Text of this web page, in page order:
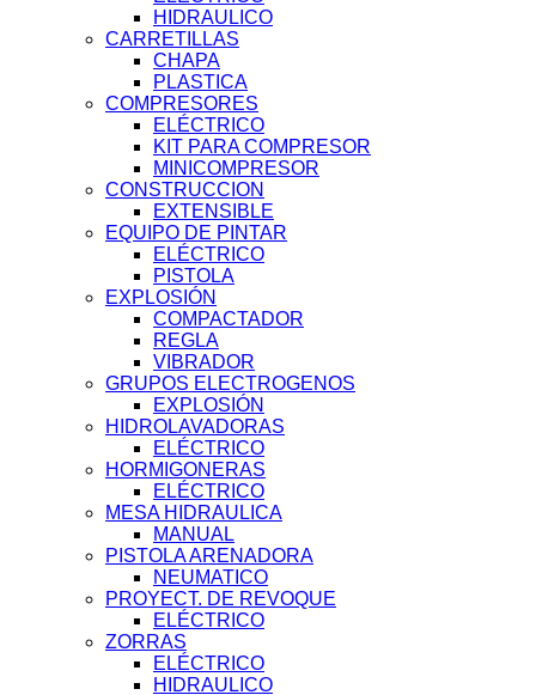
HIDRAULICO
CARRETILLAS
CHAPA
PLASTICA
COMPRESORES
ELÉCTRICO
KIT PARA COMPRESOR
MINICOMPRESOR
CONSTRUCCION
EXTENSIBLE
EQUIPO DE PINTAR
ELÉCTRICO
PISTOLA
EXPLOSIÓN
COMPACTADOR
REGLA
VIBRADOR
GRUPOS ELECTROGENOS
EXPLOSIÓN
HIDROLAVADORAS
ELÉCTRICO
HORMIGONERAS
ELÉCTRICO
MESA HIDRAULICA
MANUAL
PISTOLA ARENADORA
NEUMATICO
PROYECT. DE REVOQUE
ELÉCTRICO
ZORRAS
ELÉCTRICO
HIDRAULICO